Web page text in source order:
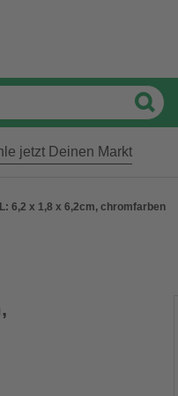
jetzt Deinen Markt
6,2 x 1,8 x 6,2cm, chromfarben